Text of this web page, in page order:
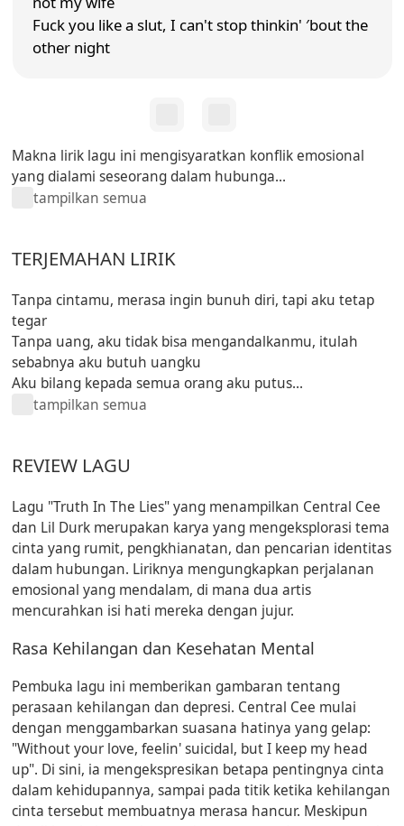
Fuck you like a slut, I can't stop thinkin' ′bout the
other night
Makna lirik lagu ini mengisyaratkan konflik emosional
yang dialami seseorang dalam hubunga...
tampilkan semua
TERJEMAHAN LIRIK
Tanpa cintamu, merasa ingin bunuh diri, tapi aku tetap
tegar
Tanpa uang, aku tidak bisa mengandalkanmu, itulah
sebabnya aku butuh uangku
Aku bilang kepada semua orang aku putus...
tampilkan semua
REVIEW LAGU
Lagu "Truth In The Lies" yang menampilkan Central Cee
dan Lil Durk merupakan karya yang mengeksplorasi tema
cinta yang rumit, pengkhianatan, dan pencarian identitas
dalam hubungan. Liriknya mengungkapkan perjalanan
emosional yang mendalam, di mana dua artis
mencurahkan isi hati mereka dengan jujur.
Rasa Kehilangan dan Kesehatan Mental
Pembuka lagu ini memberikan gambaran tentang
perasaan kehilangan dan depresi. Central Cee mulai
dengan menggambarkan suasana hatinya yang gelap:
"Without your love, feelin' suicidal, but I keep my head
up". Di sini, ia mengekspresikan betapa pentingnya cinta
dalam kehidupannya, sampai pada titik ketika kehilangan
cinta tersebut membuatnya merasa hancur. Meskipun